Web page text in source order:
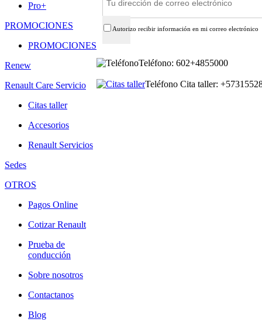
Pro+
PROMOCIONES
PROMOCIONES
Renew
Renault Care Servicio
Citas taller
Accesorios
Renault Servicios
Sedes
OTROS
Pagos Online
Cotizar Renault
Prueba de
conducción
Sobre nosotros
Contactanos
Blog
Autorizo recibir información en mi correo electrónico
Teléfono: 602+4855000
Teléfono Cita taller: